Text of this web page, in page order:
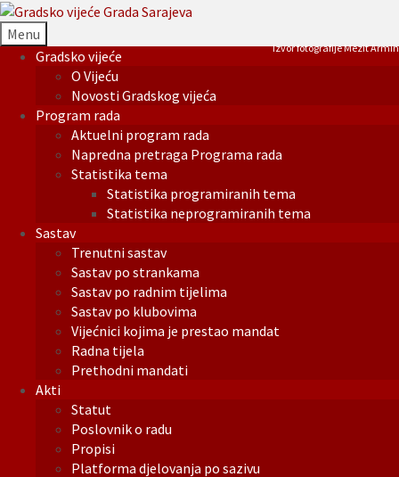
Menu
Gradsko vijeće
O Vijeću
Novosti Gradskog vijeća
Program rada
Aktuelni program rada
Napredna pretraga Programa rada
Statistika tema
Statistika programiranih tema
Statistika neprogramiranih tema
Sastav
Trenutni sastav
Sastav po strankama
Sastav po radnim tijelima
Sastav po klubovima
Vijećnici kojima je prestao mandat
Radna tijela
Prethodni mandati
Akti
Statut
Poslovnik o radu
Propisi
Platforma djelovanja po sazivu
Izvor fotografije Mezit Armin